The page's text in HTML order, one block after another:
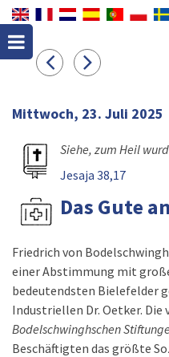
Mittwoch, 23. Juli 2025
Siehe, zum Heil
Jesaja 38,17
Das Gute
Friedrich von
einer Abstimmung mit
bedeutendsten Bielefelder
Industriellen Dr. Oetker.
Bodelschwinghschen
Beschäftigten das größte